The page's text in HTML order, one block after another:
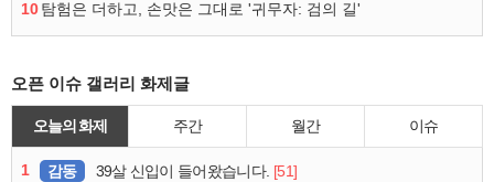
10탐험은 더하고, 손맛은 그대로 '귀무자: 검의 길'
오픈 이슈 갤러리 화제글
오늘의 화제 주간 월간 이슈
1 감동 39살 신입이 들어왔습니다. [51]